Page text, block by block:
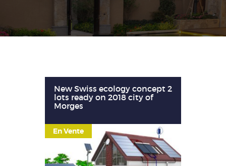
New Swiss ecology concept 2
lots ready on 2018 city of
Morges
En Vente